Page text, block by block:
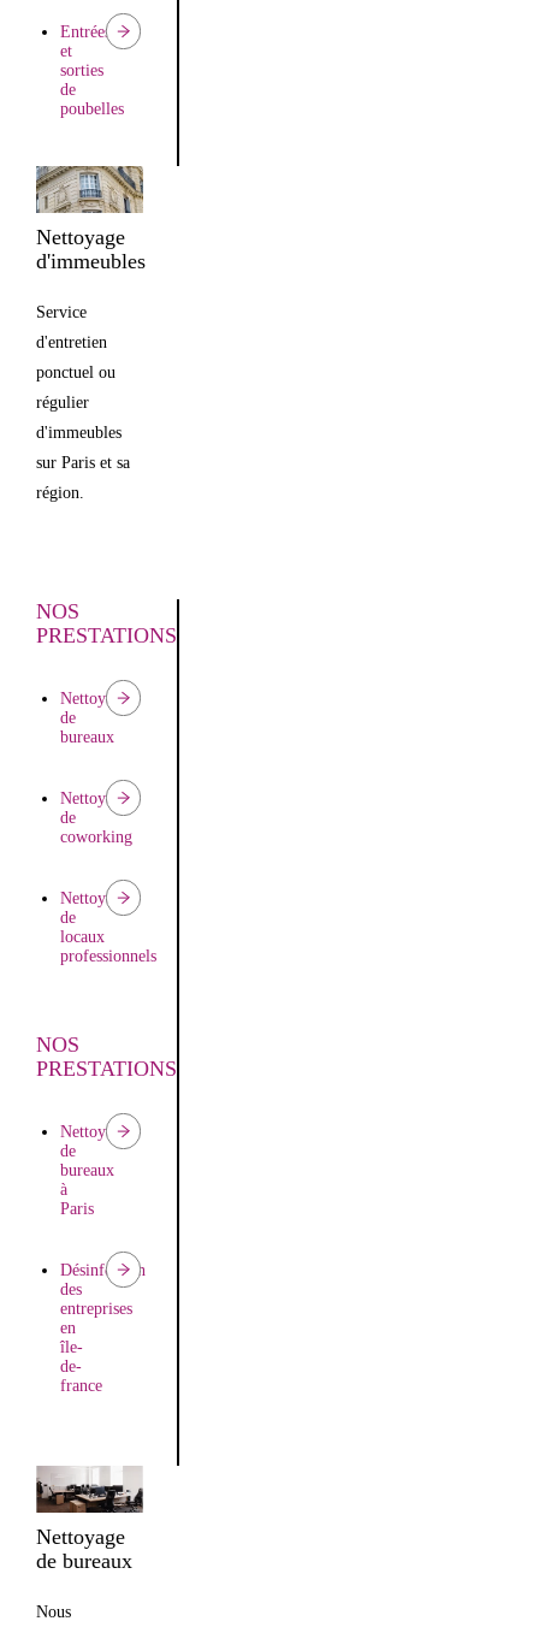
Entrées
et
sorties
de
poubelles
Nettoyage
d'immeubles
Service
d'entretien
ponctuel ou
régulier
d'immeubles
sur Paris et sa
région.
NOS
PRESTATIONS
Nettoyage
de
bureaux
Nettoyage
de
coworking
Nettoyage
de
locaux
professionnels
NOS
PRESTATIONS
Nettoyage
de
bureaux
à
Paris
Désinfection
des
entreprises
en
île-
de-
france
Nettoyage
de bureaux
Nous